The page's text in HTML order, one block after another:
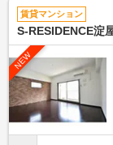
賃貸マンション
S-RESIDENCE淀
NEW